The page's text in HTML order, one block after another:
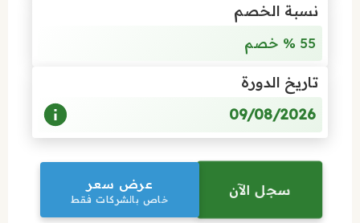
نسبة الخصم
55 % خصم
تاريخ الدورة
09/08/2026
سجل الآن عرض سعر
خاص بالشركات فقط